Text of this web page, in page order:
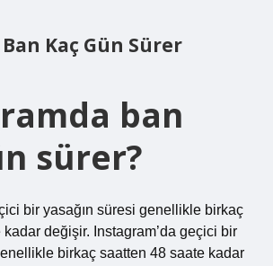
Kaç Gün Sürer
ban
sürer?
bir yasağın süresi genellikle birkaç
değişir. Instagram’da geçici bir
birkaç saatten 48 saate kadar